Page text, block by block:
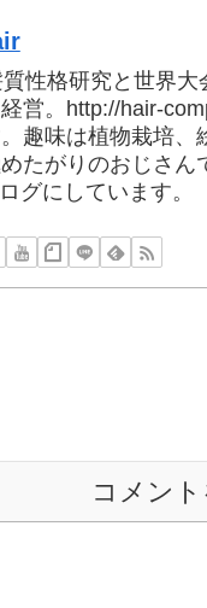
性格研究と世界
営。http://hair-
趣味は植物栽培、
たがりのおじさん
グにしています。
コメン